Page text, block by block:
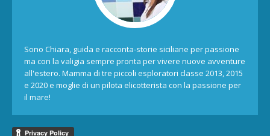
Sono Chiara, guida e racconta-storie siciliane per passione
ma con la valigia sempre pronta per vivere nuove avventure
all'estero. Mamma di tre piccoli esploratori classe 2013, 2015
e 2020 e moglie di un pilota elicotterista con la passione per
il mare!